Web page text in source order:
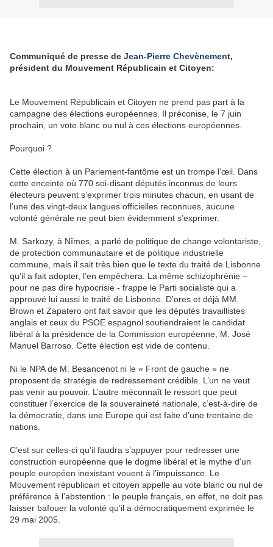
Communiqué de presse de Jean-Pierre Chevènement,
président du Mouvement Républicain et Citoyen:
Le Mouvement Républicain et Citoyen ne prend pas part à la
campagne des élections européennes. Il préconise, le 7 juin
prochain, un vote blanc ou nul à ces élections européennes.
Pourquoi ?
Cette élection à un Parlement-fantôme est un trompe l’œil. Dans
cette enceinte où 770 soi-disant députés inconnus de leurs
électeurs peuvent s’exprimer trois minutes chacun, en usant de
l’une des vingt-deux langues officielles reconnues, aucune
volonté générale ne peut bien évidemment s’exprimer.
M. Sarkozy, à Nîmes, a parlé de politique de change volontariste,
de protection communautaire et de politique industrielle
commune, mais il sait très bien que le texte du traité de Lisbonne
qu’il a fait adopter, l’en empêchera. La même schizophrénie –
pour ne pas dire hypocrisie - frappe le Parti socialiste qui a
approuvé lui aussi le traité de Lisbonne. D’ores et déjà MM.
Brown et Zapatero ont fait savoir que les députés travaillistes
anglais et ceux du PSOE espagnol soutiendraient le candidat
libéral à la présidence de la Commission européenne, M. José
Manuel Barroso. Cette élection est vide de contenu.
Ni le NPA de M. Besancenot ni le « Front de gauche » ne
proposent de stratégie de redressement crédible. L’un ne veut
pas venir au pouvoir. L’autre méconnaît le ressort que peut
constituer l’exercice de la souveraineté nationale, c’est-à-dire de
la démocratie, dans une Europe qui est faite d’une trentaine de
nations.
C’est sur celles-ci qu’il faudra s’appuyer pour redresser une
construction européenne que le dogme libéral et le mythe d’un
peuple européen inexistant vouent à l’impuissance. Le
Mouvement républicain et citoyen appelle au vote blanc ou nul de
préférence à l’abstention : le peuple français, en effet, ne doit pas
laisser bafouer la volonté qu’il a démocratiquement exprimée le
29 mai 2005.